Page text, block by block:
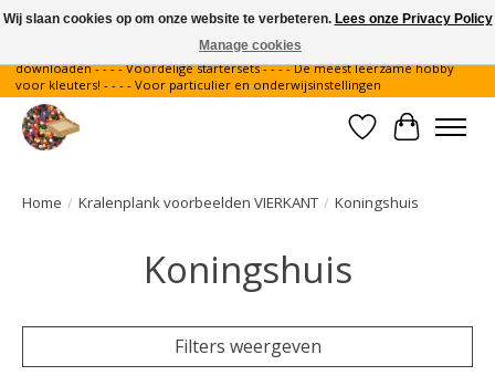
Gratis verzending binnen Nederland - - - - Legvoorbeelden gratis te
downloaden - - - - Voordelige startersets - - - - De meest leerzame hobby
voor kleuters! - - - - Voor particulier en onderwijsinstellingen
Verlanglijst
Home / Kralenplank voorbeelden VIERKANT / Koningshuis
Koningshuis
Filters weergeven
Wij slaan cookies op om onze website te verbeteren. Lees onze Privacy Policy
Manage cookies